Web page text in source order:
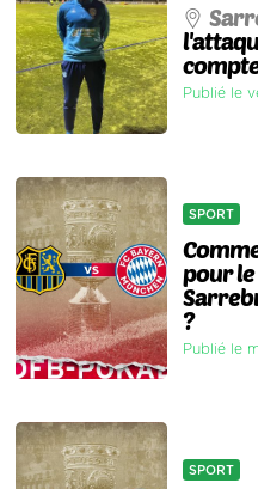
Publié le
SPORT
pour le
?
Publié le
SPORT